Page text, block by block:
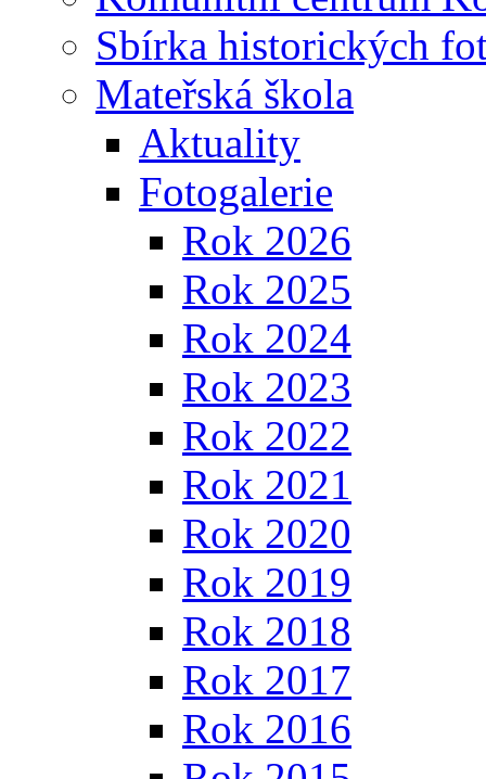
Sbírka historických
Mateřská škola
Aktuality
Fotogalerie
Rok 2026
Rok 2025
Rok 2024
Rok 2023
Rok 2022
Rok 2021
Rok 2020
Rok 2019
Rok 2018
Rok 2017
Rok 2016